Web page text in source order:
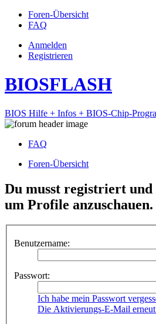
Foren-Übersicht
FAQ
Anmelden
Registrieren
BIOSFLASH
BIOS Hilfe + Infos + BIOS-Chip-
FAQ
Foren-Übersicht
Du musst registriert und
um Profile anzuschauen.
Benutzername:
Passwort:
Ich habe mein Passwort
Die Aktivierungs-E-Mail erneut